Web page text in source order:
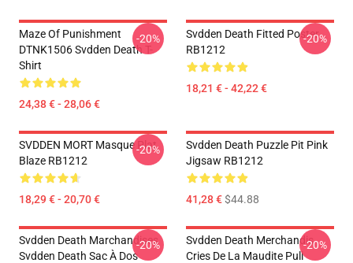
Maze Of Punishment
DTNK1506 Svdden Death T-
Shirt
24,38 € - 28,06 €
-20%
Svdden Death Fitted Poster
RB1212
18,21 € - 42,22 €
-20%
SVDDEN MORT Masque Plat
Blaze RB1212
18,29 € - 20,70 €
-20%
Svdden Death Puzzle Pit Pink
Jigsaw RB1212
41,28 €$44.88
Svdden Death Marchandises
Svdden Death Sac À Dos
-20%
Svdden Death Merchandis
Cries De La Maudite Pull
-20%